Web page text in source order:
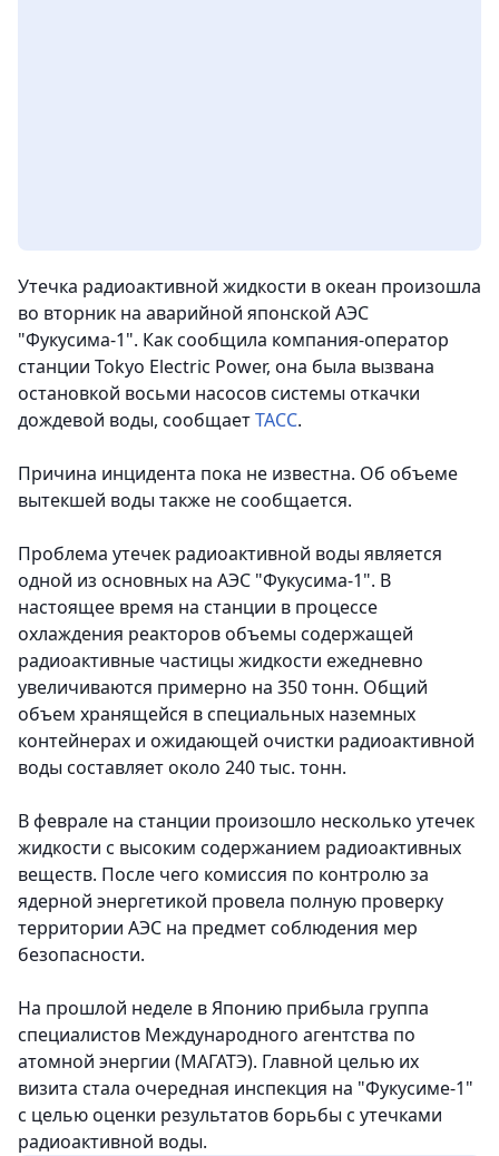
Утечка радиоактивной жидкости в океан произошла
во вторник на аварийной японской АЭС
"Фукусима-1". Как сообщила компания-оператор
станции Tokyo Electric Power, она была вызвана
остановкой восьми насосов системы откачки
дождевой воды, сообщаетТАСС.
Причина инцидента пока не известна. Об объеме
вытекшей воды также не сообщается.
Проблема утечек радиоактивной воды является
одной из основных на АЭС "Фукусима-1". В
настоящее время на станции в процессе
охлаждения реакторов объемы содержащей
радиоактивные частицы жидкости ежедневно
увеличиваются примерно на 350 тонн. Общий
объем хранящейся в специальных наземных
контейнерах и ожидающей очистки радиоактивной
воды составляет около 240 тыс. тонн.
В феврале на станции произошло несколько утечек
жидкости с высоким содержанием радиоактивных
веществ. После чего комиссия по контролю за
ядерной энергетикой провела полную проверку
территории АЭС на предмет соблюдения мер
безопасности.
На прошлой неделе в Японию прибыла группа
специалистов Международного агентства по
атомной энергии (МАГАТЭ). Главной целью их
визита стала очередная инспекция на "Фукусиме-1"
с целью оценки результатов борьбы с утечками
радиоактивной воды.